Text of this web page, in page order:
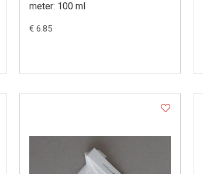
meter: 100 ml
€ 6.85